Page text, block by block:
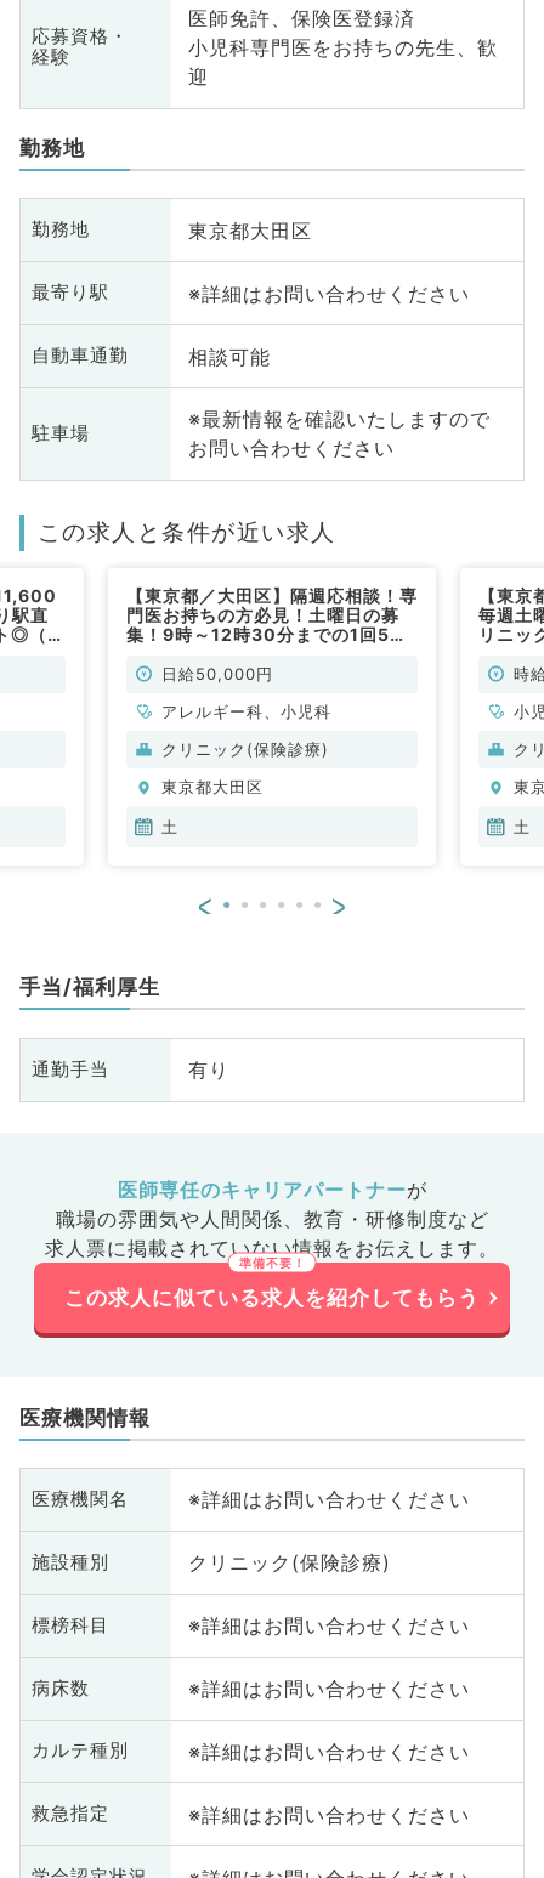
応募資格・
経験
医師免許、保険医登録済
小児科専門医をお持ちの先生、歓
迎
勤務地
勤務地 東京都大田区
最寄り駅 ※詳細はお問い合わせください
自動車通勤 相談可能
駐車場
※最新情報を確認いたしますので
お問い合わせください
この求人と条件が近い求人
駅直
◎（小
【東京都／大田区】隔週応相談！専
門医お持ちの方必見！土曜日の募
集！9時～12時30分までの1回5万
科、アレルギー科／非常勤）
日給50,000円
アレルギー科、小児科
クリニック(保険診療)
東京都大田区
土
【東
毎週土
リニッ
時
小
ク
東
土
< >
手当/福利厚生
通勤手当 有り
医師専任のキャリアパートナーが
職場の雰囲気や人間関係、 教育・研修制度など
求人票に掲載されていない情報をお伝えします。
この求人に似ている求人を紹介してもらう
医療機関情報
医療機関名 ※詳細はお問い合わせください
施設種別 クリニック(保険診療)
標榜科目 ※詳細はお問い合わせください
病床数 ※詳細はお問い合わせください
カルテ種別 ※詳細はお問い合わせください
救急指定 ※詳細はお問い合わせください